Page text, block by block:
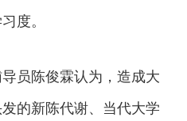
度。
员陈俊霖认为，造成大
的新陈代谢、当代大学